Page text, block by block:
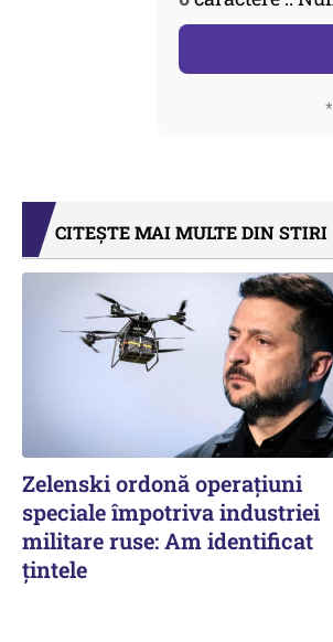
CITEȘTE MAI MULTE DIN STIRI
Zelenski ordonă operațiuni
speciale împotriva industriei
militare ruse: Am identificat
țintele